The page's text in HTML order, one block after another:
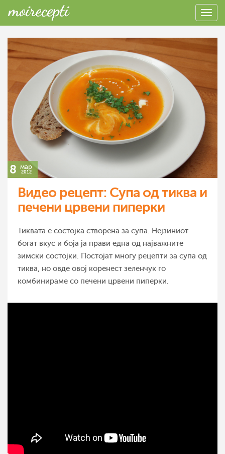
8 мар
2012
Видео рецепт: Супа од тиква и
печени црвени пиперки
Тиквата е состојка створена за супа. Нејзиниот
богат вкус и боја ја прави една од најважните
зимски состојки. Постојат многу рецепти за супа од
тиква, но овде овој коренест зеленчук го
комбинираме со печени црвени пиперки.